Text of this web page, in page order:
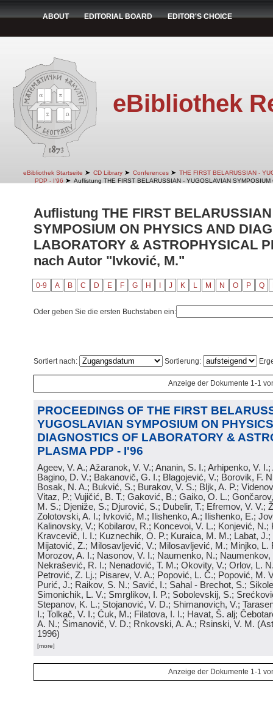
ABOUT EDITORIAL BOARD EDITOR'S CHOICE
eBibliothek
eBibliothek Startseite ➤ CD Library ➤ Conferences ➤ THE FIRST BELARUSSIAN -
PDP - I'96 ➤ Auflistung THE FIRST BELARUSSIAN - YUGOSLAVIAN
Auflistung THE FIRST
SYMPOSIUM ON PHYSICS AND
LABORATORY & ASTROPHYSICAL
nach Autor "Ivković, M."
0-9 A B C D E F G H J K L M N O P Q
Oder geben Sie die ersten Buchstaben ein:
Sortiert nach: Sortierung:
Anzeige der Dokumente 1-1
PROCEEDINGS OF THE FIRST
YUGOSLAVIAN SYMPOSIUM ON
DIAGNOSTICS OF LABORATORY &
PLASMA PDP - I'96
Ageev, V. A.; Ažaranok, V. V.; Ananin, S. I.; Arhipenko, V.
Bagino, D. V.; Bakanovič, G. I.; Blagojević, V.; Borovik, F.
Bosak, N. A.; Bukvić, S.; Burakov, V. S.; Bljk, A. P.;
Vitaz, P.; Vujičić, B. T.; Gaković, B.; Gaiko, O. L.;
M. S.; Djeniže, S.; Djurović, S.; Dubelir, T.; Efremov, V. V.;
Zolotovski, A. I.; Ivković, M.; Ilishenko, A.; Ilishenko, E.;
Kalinovsky, V.; Kobilarov, R.; Koncevoi, V. L.; Konjević, N.;
Kravcevič, I. I.; Kuznechik, O. P.; Kuraica, M. M.; Labat,
Mijatović, Z.; Milosavljević, V.; Milosavljević, M.; Minjko, L.
Morozov, A. I.; Nasonov, V. I.; Naumenko, N.; Naumenkov,
Nekrašević, R. I.; Nenadović, T. M.; Okovity, V.; Orlov, L.
Petrović, Z. Lj.; Pisarev, V. A.; Popović, L. Č.; Popović, M.
Purić, J.; Raikov, S. N.; Savić, I.; Sahal - Brechot, S.;
Simonichik, L. V.; Smrglikov, I. P.; Sobolevskij, S.;
Stepanov, K. L.; Stojanović, V. D.; Shimanovich, V.;
I.; Tolkač, V. I.; Ćuk, M.; Filatova, I. I.; Havat, Š. alj;
A. N.; Šimanovič, V. D.; Rnkovski, A. A.; Rsinski, V. M. (
1996)
[more]
Anzeige der Dokumente 1-1